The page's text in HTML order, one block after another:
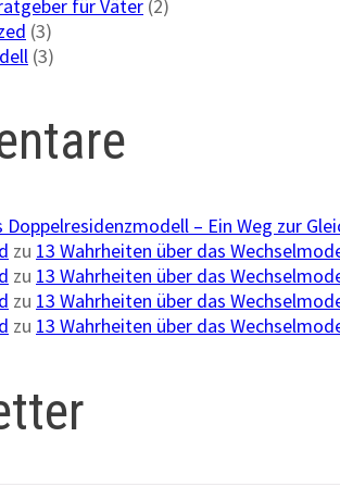
für Väter (2)
(3)
(3)
Doppelresidenzmodell – Ein Weg zur
zu 13 Wahrheiten über das
zu 13 Wahrheiten über das
zu 13 Wahrheiten über das
zu 13 Wahrheiten über das